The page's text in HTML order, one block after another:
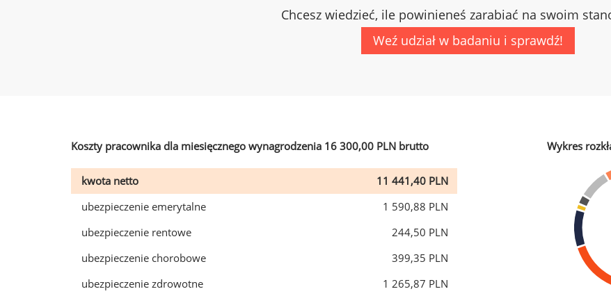
Chcesz wiedzieć, ile powinieneś zarabiać na swoim
Weź udział w badaniu i sprawdź!
Koszty pracownika dla miesięcznego wynagrodzenia 16 300,00 PLN brutto
kwota netto
11 441,40 PLN
ubezpieczenie emerytalne
1 590,88 PLN
ubezpieczenie rentowe
244,50 PLN
ubezpieczenie chorobowe
399,35 PLN
ubezpieczenie zdrowotne
1 265,87 PLN
Wykres